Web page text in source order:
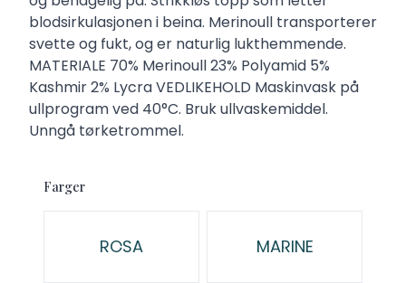
blodsirkulasjonen i beina. Merinoull transporterer
svette og fukt, og er naturlig lukthemmende.
MATERIALE 70% Merinoull 23% Polyamid 5%
Kashmir 2% Lycra VEDLIKEHOLD Maskinvask på
ullprogram ved 40°C. Bruk ullvaskemiddel.
Unngå tørketrommel.
Farger
Velg en Farger
ROSA MARINE